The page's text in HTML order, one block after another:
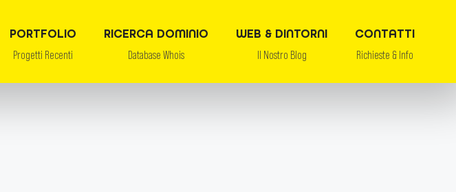
PORTFOLIO
Progetti Recenti
RICERCA DOMINIO
Database Whois
WEB & DINTORNI
Il Nostro Blog
CONTATTI
Richieste & Info